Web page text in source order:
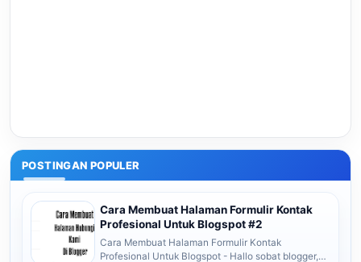
POSTINGAN POPULER
Cara Membuat Halaman Formulir Kontak
Profesional Untuk Blogspot #2
Cara Membuat Halaman Formulir Kontak
Profesional Untuk Blogspot - Hallo sobat blogger,